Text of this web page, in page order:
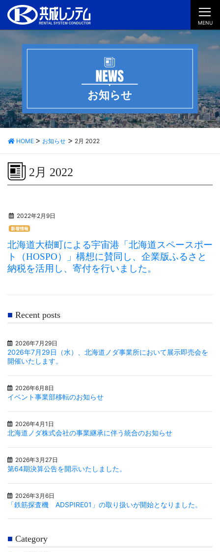
MENU
お知らせ
HOME お知らせ 2月 2022
2月 2022
2022年2月9日
新着情報
北海道大樹町による宇宙港「北海道スペースポー
ト（HOSPO）」構想に賛同し、企業版ふるさと
納税を活用し、寄付を行いました。
Recent posts
2026年7月29日
2026年7月29日（水）、北海道ノダ事業所において展示即売会を
開催いたします。
2026年6月8日
イベント事業部移転のお知らせ
2026年4月1日
北海道ノダ株式会社の事業継承に伴う統合のお知らせ
2026年3月27日
第64期決算公告を開示いたしました。
2026年3月6日
「鉄筋探査機 ADSPIRE01」の取り扱いが開始となりました。
Category